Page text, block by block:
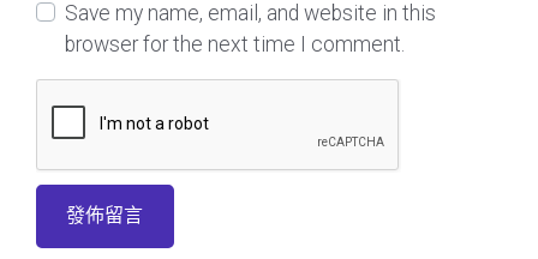
Save my name, email, and website in this
browser for the next time I comment.